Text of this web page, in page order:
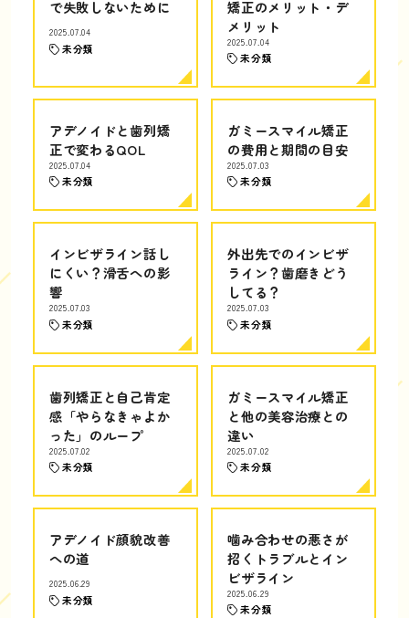
で失敗しないために
2025.07.04
未分類
矯正のメリット・デ
メリット
2025.07.04
未分類
アデノイドと歯列矯
正で変わるQOL
2025.07.04
未分類
ガミースマイル矯正
の費用と期間の目安
2025.07.03
未分類
インビザライン話し
にくい？滑舌への影
響
2025.07.03
未分類
外出先でのインビザ
ライン？歯磨きどう
してる？
2025.07.03
未分類
歯列矯正と自己肯定
感「やらなきゃよか
った」のループ
2025.07.02
未分類
ガミースマイル矯正
と他の美容治療との
違い
2025.07.02
未分類
アデノイド顔貌改善
への道
2025.06.29
未分類
噛み合わせの悪さが
招くトラブルとイン
ビザライン
2025.06.29
未分類